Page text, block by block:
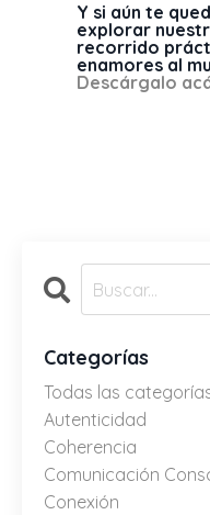
Y si aún te
explorar
recorrido
enamores al
Descárgalo
Categorías
Todas las
Autenticidad
Coherencia
Comunicación
Conexión